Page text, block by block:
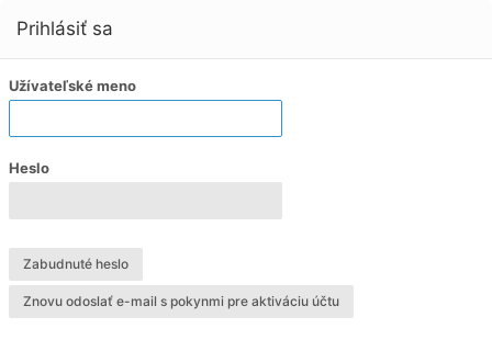
Prihlásiť sa
Užívateľské meno
Heslo
Zabudnuté heslo
Znovu odoslať e-mail s pokynmi pre aktiváciu účtu